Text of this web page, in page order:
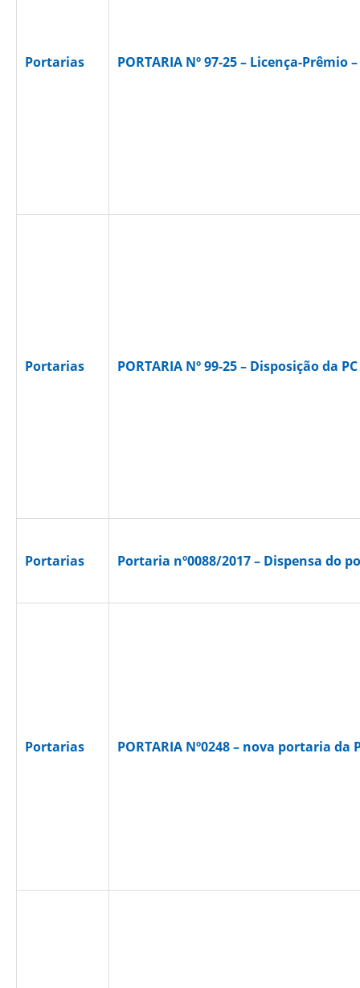
Portarias PORTARIA Nº 97-25 – Licença-Prêmio –
Portarias PORTARIA Nº 99-25 – Disposição da
Portarias Portaria nº0088/2017 – Dispensa do
Portarias PORTARIA Nº0248 – nova portaria da